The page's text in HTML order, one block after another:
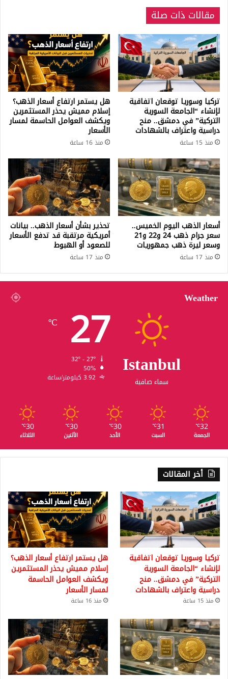
مقالات ذات صلة
تركيا وسوريا توقعان اتفاقية
لإنشاء “الجامعة السورية
التركية” في دمشق.. منح
دراسية واعتراف بالشهادات
منذ 15 ساعة
هل يستمر ارتفاع أسعار الذهب؟
إسلام مميش يحذر المستثمرين
ويكشف العوامل الحاسمة لمسار
الأسعار
منذ 16 ساعة
أسعار الذهب اليوم الخميس..
سعر جرام ذهب 24 و22 و21
وسعر ليرة ذهب جمهوريات
منذ 17 ساعة
تحذير بشأن أسعار الذهب.. بيانات
أمريكية مرتقبة قد تدفع الأسعار
للصعود أو الهبوط
منذ 17 ساعة
Weather
Istanbul
سماء صافية
27
℃
50%
3.92 كيلومتر/ساعة
32
℃
الجمعة
31
℃
السبت
30
℃
الأحد
30
℃
الأثنين
30
℃
الثلاثاء
أخر المقالات
تركيا وسوريا توقعان اتفاقية
لإنشاء “الجامعة السورية
التركية” في دمشق.. منح
دراسية واعتراف بالشهادات
منذ 15 ساعة
هل يستمر ارتفاع أسعار الذهب؟
إسلام مميش يحذر المستثمرين
ويكشف العوامل الحاسمة
لمسار الأسعار
منذ 16 ساعة